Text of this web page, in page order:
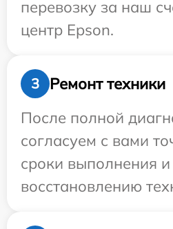
перевозку за наш
центр Epson.
3
Ремонт техники
После полной
согласуем с вами
сроки выполнения
восстановлению